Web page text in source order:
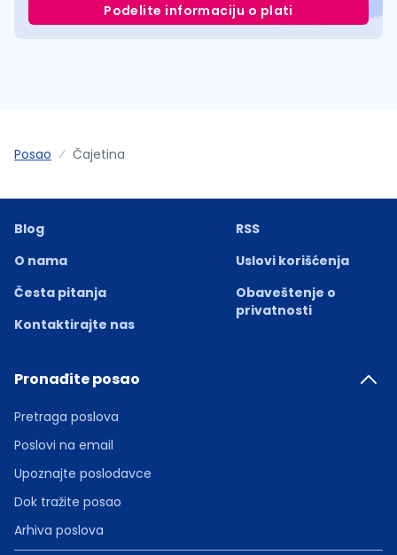
Podelite informaciju o plati
Posao Čajetina
Blog
O nama
Česta pitanja
Kontaktirajte nas
RSS
Uslovi korišćenja
Obaveštenje o
privatnosti
Pronađite posao
Pretraga poslova
Poslovi na email
Upoznajte poslodavce
Dok tražite posao
Arhiva poslova